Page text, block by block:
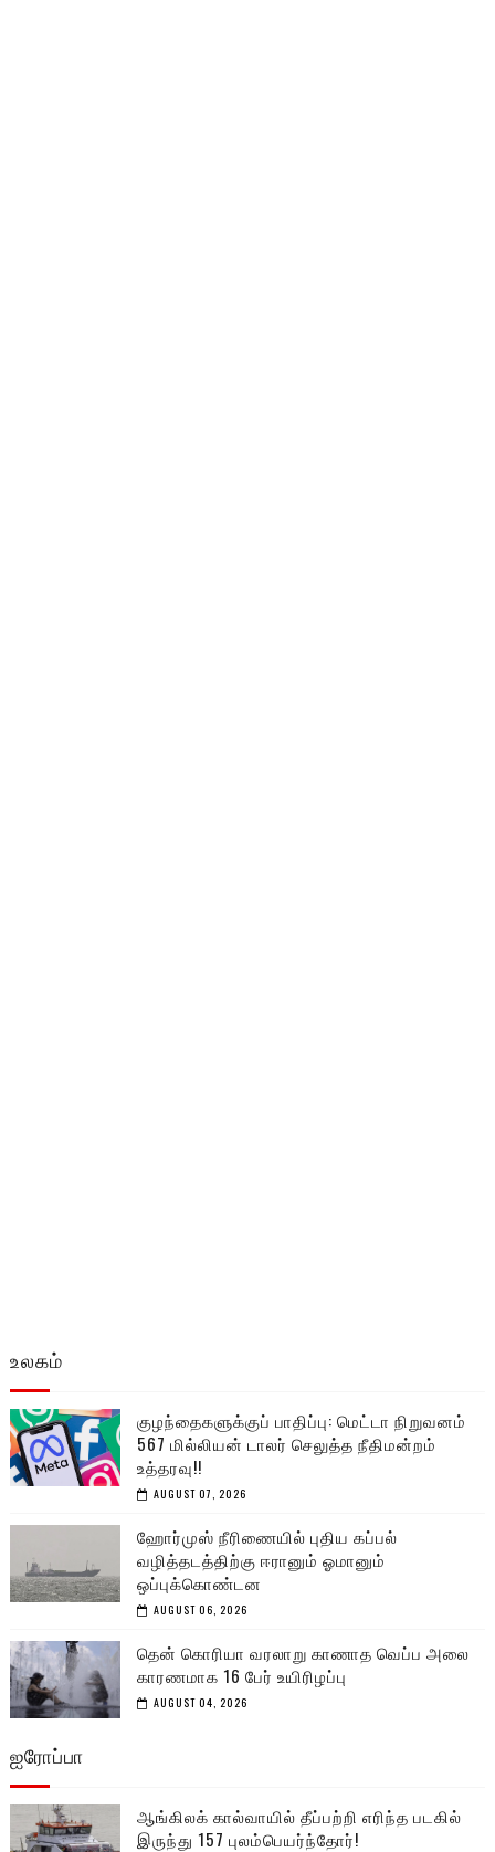
உலகம்
குழந்தைகளுக்குப் பாதிப்பு: மெட்டா நிறுவனம்
567 மில்லியன் டாலர் செலுத்த நீதிமன்றம்
உத்தரவு!!
AUGUST 07, 2026
ஹோர்முஸ் நீரிணையில் புதிய கப்பல்
வழித்தடத்திற்கு ஈரானும் ஓமானும்
ஒப்புக்கொண்டன
AUGUST 06, 2026
தென் கொரியா வரலாறு காணாத வெப்ப அலை
காரணமாக 16 பேர் உயிரிழப்பு
AUGUST 04, 2026
ஐரோப்பா
ஆங்கிலக் கால்வாயில் தீப்பற்றி எரிந்த படகில்
இருந்து 157 புலம்பெயர்ந்தோர்!